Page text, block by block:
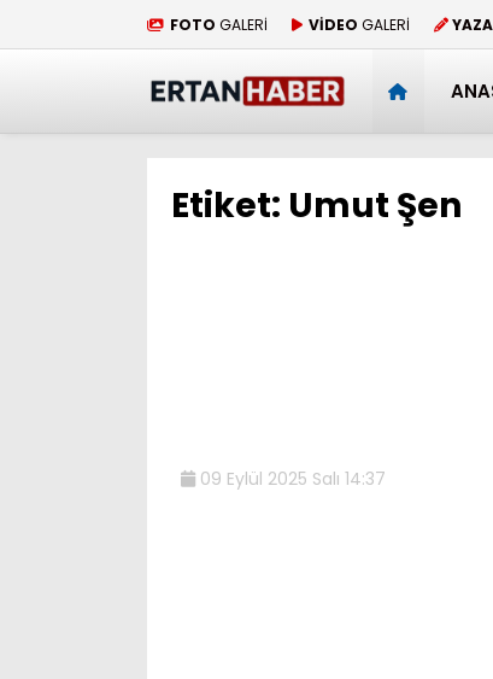
FOTO GALERİ VİDEO GALERİ
Etiket: Umut Şen
09 Eylül 2025 Salı 14:37